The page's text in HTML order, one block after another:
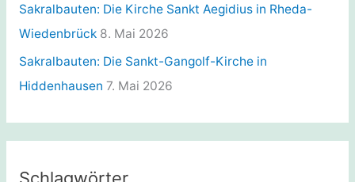
Sakralbauten: Die Kirche Sankt Aegidius in Rheda-
Wiedenbrück 8. Mai 2026
Sakralbauten: Die Sankt-Gangolf-Kirche in
Hiddenhausen 7. Mai 2026